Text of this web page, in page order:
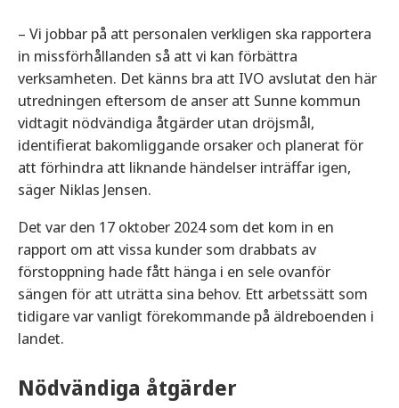
– Vi jobbar på att personalen verkligen ska rapportera
in missförhållanden så att vi kan förbättra
verksamheten. Det känns bra att IVO avslutat den här
utredningen eftersom de anser att Sunne kommun
vidtagit nödvändiga åtgärder utan dröjsmål,
identifierat bakomliggande orsaker och planerat för
att förhindra att liknande händelser inträffar igen,
säger Niklas Jensen.
Det var den 17 oktober 2024 som det kom in en
rapport om att vissa kunder som drabbats av
förstoppning hade fått hänga i en sele ovanför
sängen för att uträtta sina behov. Ett arbetssätt som
tidigare var vanligt förekommande på äldreboenden i
landet.
Nödvändiga åtgärder